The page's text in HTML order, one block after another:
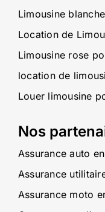
Limousine blanche
Location de
Limousine rose
location de
Louer limousine
Nos
Assurance auto
Assurance
Assurance moto